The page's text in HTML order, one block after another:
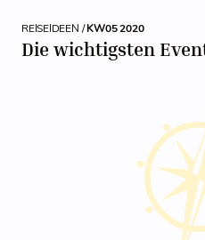
REISEIDEEN /KW05 2020
Die wichtigsten